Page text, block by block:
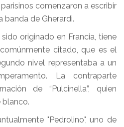
comenzaron a escribir
banda de Gherardi.
originado en Francia, tiene
citado, que es el
nivel representaba a un
La contraparte
de “Pulcinella”, quien
blanco.
"Pedrolino", uno de